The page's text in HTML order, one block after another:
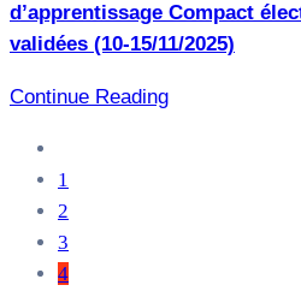
d’apprentissage Compact
validées (10-15/11/2025)
Continue Reading
1
2
3
4